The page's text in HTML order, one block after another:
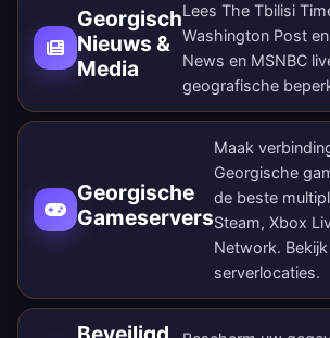
Georgisch
Nieuws &
Media
Lees The Tbilisi
Washington Post
News en MSNBC
geografische
Georgische
Gameservers
Maak
Georgische
de beste
Steam, Xbox
Network. Bekijk
serverlocaties.